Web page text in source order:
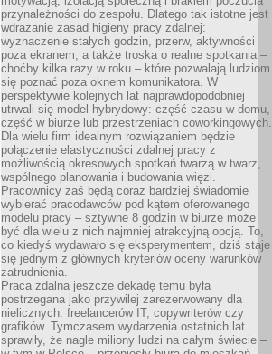
przynależności do zespołu. Dlatego tak istotne jest
wdrażanie zasad higieny pracy zdalnej:
wyznaczenie stałych godzin, przerw, aktywności
poza ekranem, a także troska o realne spotkania –
choćby kilka razy w roku – które pozwalają ludziom
się poznać poza oknem komunikatora. W
perspektywie kolejnych lat najprawdopodobniej
utrwali się model hybrydowy: część czasu w domu,
część w biurze lub przestrzeniach coworkingowych.
Dla wielu firm idealnym rozwiązaniem będzie
połączenie elastyczności zdalnej pracy z
możliwością okresowych spotkań twarzą w twarz,
wspólnego planowania i budowania więzi.
Pracownicy zaś będą coraz bardziej świadomie
wybierać pracodawców pod kątem oferowanego
modelu pracy – sztywne 8 godzin w biurze może
być dla wielu z nich najmniej atrakcyjną opcją. To,
co kiedyś wydawało się eksperymentem, dziś staje
się jednym z głównych kryteriów oceny warunków
zatrudnienia.
Praca zdalna jeszcze dekadę temu była
postrzegana jako przywilej zarezerwowany dla
nielicznych: freelancerów IT, copywriterów czy
grafików. Tymczasem wydarzenia ostatnich lat
sprawiły, że nagle miliony ludzi na całym świecie –